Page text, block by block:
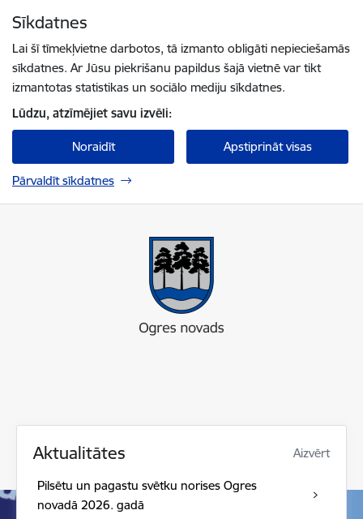
Sīkdatnes
Lai šī tīmekļvietne darbotos, tā izmanto obligāti nepieciešamās
sīkdatnes. Ar Jūsu piekrišanu papildus šajā vietnē var tikt
izmantotas statistikas un sociālo mediju sīkdatnes.
Lūdzu, atzīmējiet savu izvēli:
Noraidīt Apstiprināt visas
Pārvaldīt sīkdatnes
Aktualitātes Aizvērt
Pilsētu un pagastu svētku norises Ogres
novadā 2026. gadā